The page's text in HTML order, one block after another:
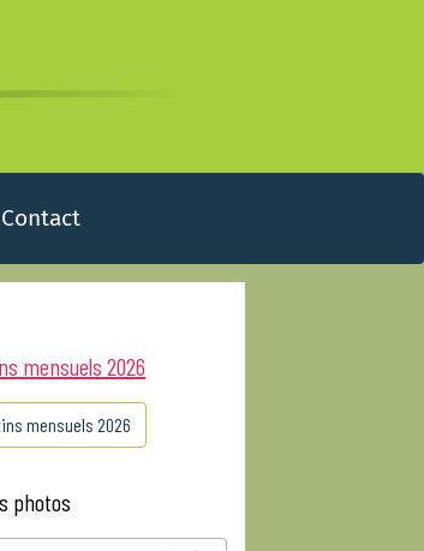
Contact
mensuels 2026
mensuels 2026
photos